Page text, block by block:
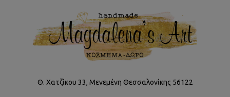
Θ. Χατζίκου 33, Μενεμένη Θεσσαλονίκης 56122